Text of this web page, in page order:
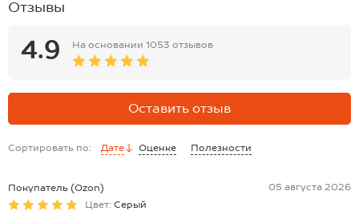
внутренняя: 15 см.
бедрам: 58 см.
Размер 54: футболка: длина переда: 72 см; длина по спинке: 75 см;
ширина: 62 см; длина рукава внешняя: 24 см; длина рукава
шорты: длина внеш. шва: 63 см; длина внут. шва: 31 см; ширина по
*замеры выборочные, могут незначительно отличаться.
Отзывы
4.9 На основании 1053 отзывов
Оставить отзыв
Сортировать по: Дате Оценке Полезности
Покупатель (Ozon)
05 августа 2026
Цвет: Серый